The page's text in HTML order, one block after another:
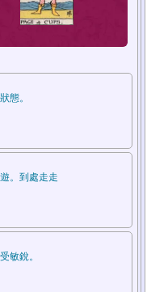
2.現在
態。
。到處走走
敏銳。